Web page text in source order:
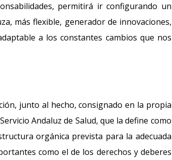
permitirá ir configurando un
más flexible, generador de innovaciones,
a los constantes cambios que nos
junto al hecho, consignado en la propia
Andaluz de Salud, que la define como
orgánica prevista para la adecuada
como el de los derechos y deberes